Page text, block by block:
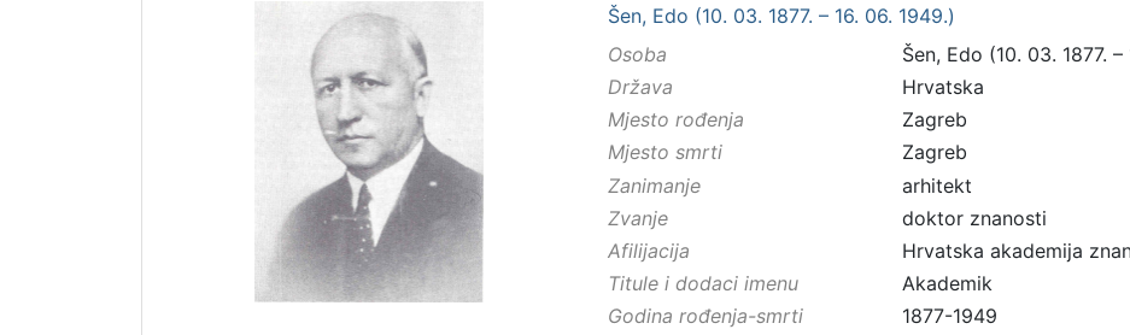
Šen, Edo (10. 03. 1877. – 16. 06. 1949.)
Osoba
Šen, Edo (10. 03. 1877. –
Država
Hrvatska
Mjesto rođenja
Zagreb
Mjesto smrti
Zagreb
Zanimanje
arhitekt
Zvanje
doktor znanosti
Afilijacija
Hrvatska akademija
Titule i dodaci imenu
Akademik
Godina rođenja-smrti
1877-1949